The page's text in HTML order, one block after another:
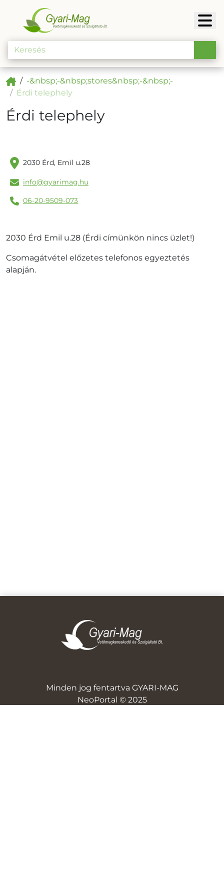
-&nbsp;-&nbsp;stores&nbsp;-&nbsp;-
Érdi telephely
Érdi telephely
2030 Érd, Emil u.28
info@gyarimag.hu
06-20-9509-073
2030 Érd Emil u.28 (Érdi címünkön nincs üzlet!)
Csomagátvétel előzetes telefonos egyeztetés
alapján.
Minden jog fentartva GYARI-MAG
NeoPortal © 2025